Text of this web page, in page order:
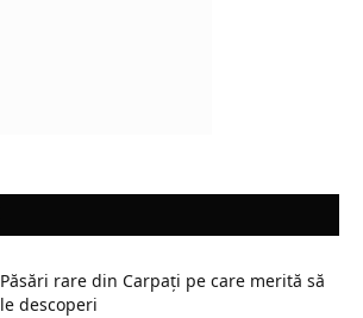
Păsări rare din Carpați pe care merită să
le descoperi